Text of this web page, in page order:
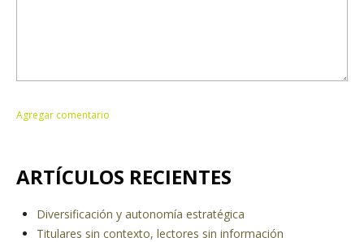
ARTÍCULOS RECIENTES
Diversificación y autonomía estratégica
Titulares sin contexto, lectores sin información